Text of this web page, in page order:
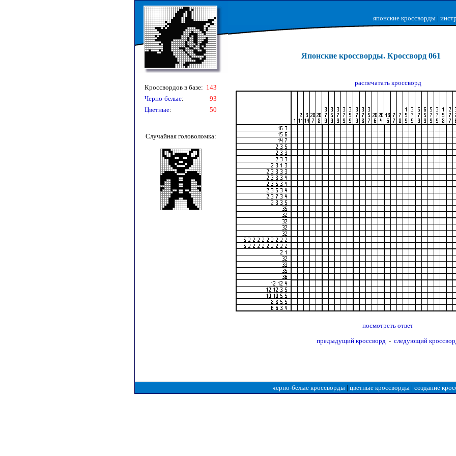
японские кроссворды |
Японские кроссворды. Кроссворд 061
Кроссвордов в базе: 143
Черно-белые:
93
Цветные: 50
Случайная головоломка:
распечатать кроссворд
посмотреть ответ
предыдущий кроссворд - следующий
черно-белые кроссворды | цветные кроссворды | создание